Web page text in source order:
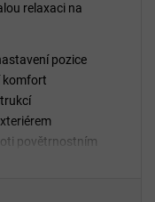
relaxaci na
pozice
komfort
povětrnostním